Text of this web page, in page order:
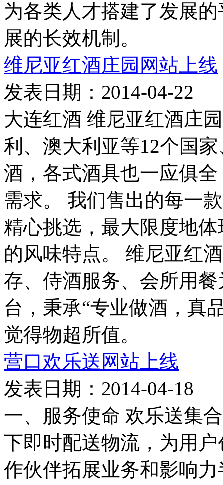
为各类人才搭建了发展
展的长效机制。
维尼亚红酒庄园网站上线
发表日期：2014-04-22
大连红酒 维尼亚红酒庄
利、澳大利亚等12个国
酒，各式酒具也一应俱
需求。 我们售出的每一
精心挑选，最大限度地
的风味特点。 维尼亚红
存、侍酒服务、会所用
台，秉承“专业做酒，真
觉得物超所值。
营口欢乐送网站上线
发表日期：2014-04-18
一、服务使命 欢乐送集
下即时配送物流，为用
作伙伴拓展业务和影响